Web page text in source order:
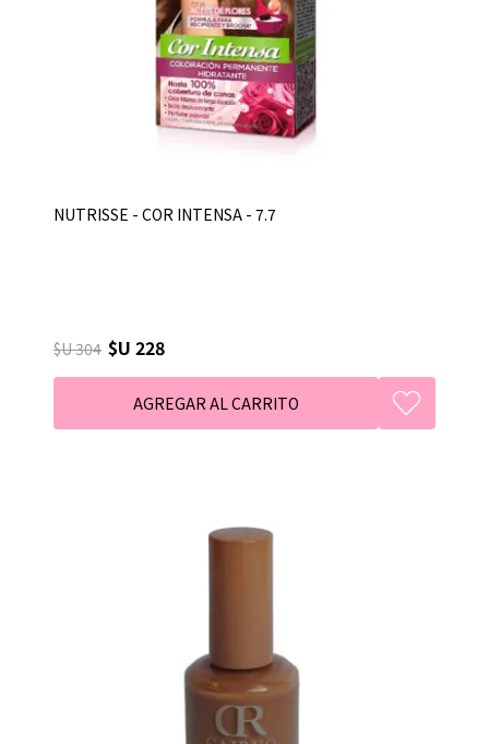
NUTRISSE - COR INTENSA - 7.7
$U 304 $U 228